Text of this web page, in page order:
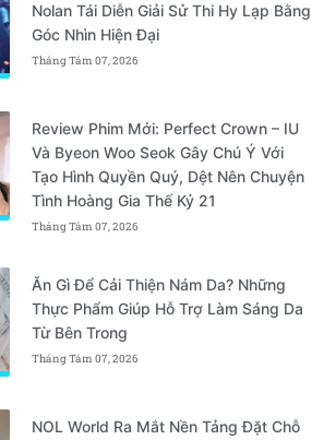
Nolan Tái Diễn Giải Sử Thi Hy Lạp Bằng
Góc Nhìn Hiện Đại
Tháng Tám 07, 2026
Review Phim Mới: Perfect Crown – IU
Và Byeon Woo Seok Gây Chú Ý Với
Tạo Hình Quyền Quý, Dệt Nên Chuyện
Tình Hoàng Gia Thế Kỷ 21
Tháng Tám 07, 2026
Ăn Gì Để Cải Thiện Nám Da? Những
Thực Phẩm Giúp Hỗ Trợ Làm Sáng Da
Từ Bên Trong
Tháng Tám 07, 2026
NOL World Ra Mắt Nền Tảng Đặt Chỗ